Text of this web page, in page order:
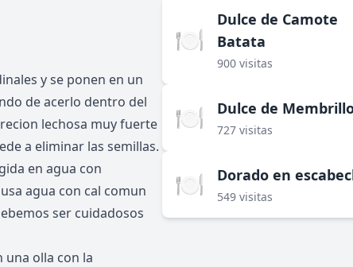
y se ponen en un
de acerlo dentro del
lechosa muy fuerte
a eliminar las semillas.
en agua con
agua con cal comun
ser cuidadosos
una olla con la
🍽️
Dulce de Camote
Batata
900 visitas
🍽️ Dulce de
727 visitas
🍽️ Dorado en
549 visitas